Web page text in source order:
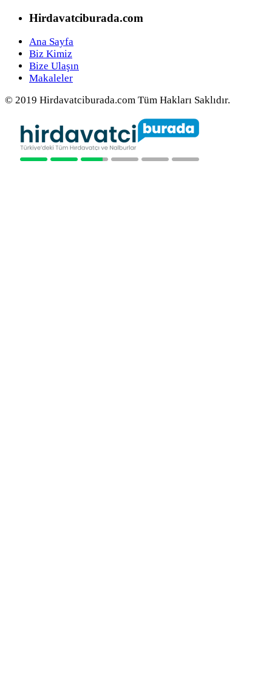
Hirdavatciburada.com
Ana Sayfa
Biz Kimiz
Bize Ulaşın
Makaleler
© 2019 Hirdavatciburada.com Tüm Hakları Saklıdır.